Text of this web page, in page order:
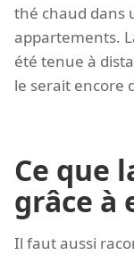
thé chaud dans
appartements.
été tenue à
le serait encore
Ce que
grâce à
Il faut aussi